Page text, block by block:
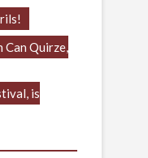
Can Quirze,
is